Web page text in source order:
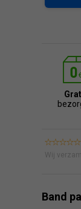
Wij
Band